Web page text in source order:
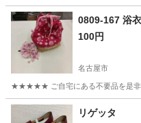
愛知 愛西市
0809-167 浴
100円
名古屋市
★★★★★ ご自宅にある不要品を是非ジ
愛知 名古屋市 バッグ
リゲッタ